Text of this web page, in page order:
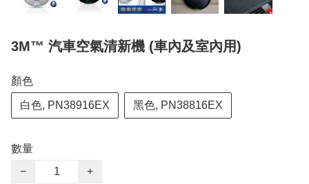
3M™ 汽車空氣清新機 (車內及室內用)
顏色
白色, PN38916EX 黑色, PN38816EX
數量
−
+